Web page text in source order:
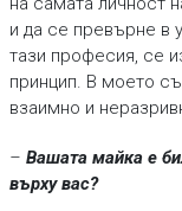
и да се превърне в
тази професия, се
принцип. В моето
взаимно и
– Вашата майка е
върху вас?